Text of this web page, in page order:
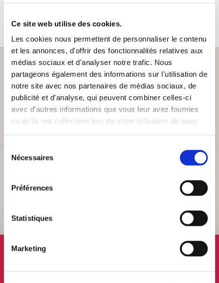
Ce site web utilise des cookies.
Les cookies nous permettent de personnaliser le contenu
et les annonces, d'offrir des fonctionnalités relatives aux
médias sociaux et d'analyser notre trafic. Nous
partageons également des informations sur l'utilisation de
notre site avec nos partenaires de médias sociaux, de
publicité et d'analyse, qui peuvent combiner celles-ci
avec d'autres informations que vous leur avez fournies
ou qu'ils ont collectées lors de votre utilisation de leurs
Nécessaires
Préférences
Statistiques
Marketing
pour le moment.
PAIEMENT SÉCURISÉ